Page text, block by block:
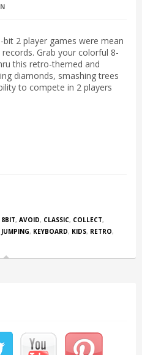
2 player games were mean
Grab your colorful 8-
this retro-themed and
diamonds, smashing trees
to compete in 2 players
8BIT, AVOID, CLASSIC, COLLECT,
JUMPING, KEYBOARD, KIDS, RETRO,